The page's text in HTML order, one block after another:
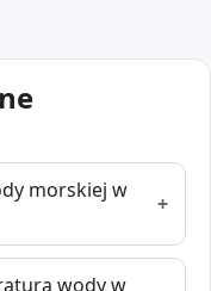
morskiej w
wody w